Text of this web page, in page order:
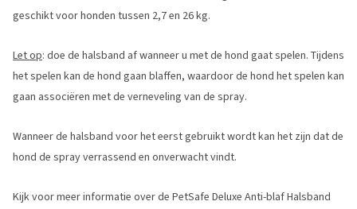
geschikt voor honden tussen 2,7 en 26 kg.
Let op: doe de halsband af wanneer u met de hond gaat spelen. Tijdens
het spelen kan de hond gaan blaffen, waardoor de hond het spelen kan
gaan associëren met de verneveling van de spray.
Wanneer de halsband voor het eerst gebruikt wordt kan het zijn dat de
hond de spray verrassend en onverwacht vindt.
Kijk voor meer informatie over de PetSafe Deluxe Anti-blaf Halsband